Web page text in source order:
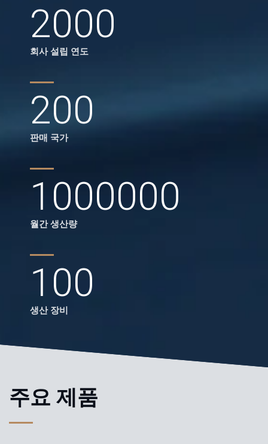
2000
회사 설립 연도
200
판매 국가
1000000
월간 생산량
100
생산 장비
주요 제품